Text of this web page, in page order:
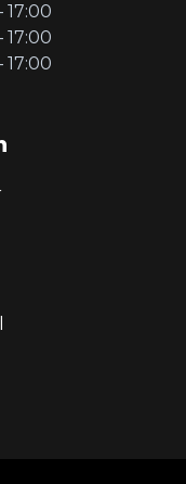
17:00
17:00
17:00